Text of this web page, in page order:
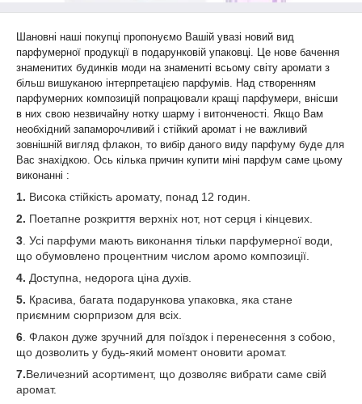
Шановні наші покупці пропонуємо Вашій увазі новий вид
парфумерної продукції в подарунковій упаковці. Це нове бачення
знаменитих будинків моди на знамениті всьому світу аромати з
більш вишуканою інтерпретацією парфумів. Над створенням
парфумерних композицій попрацювали кращі парфумери, внісши
в них свою незвичайну нотку шарму і витонченості. Якщо Вам
необхідний запаморочливий і стійкий аромат і не важливий
зовнішній вигляд флакон, то вибір даного виду парфуму буде для
Вас знахідкою. Ось кілька причин купити міні парфум саме цьому
виконанні :
1. Висока стійкість аромату, понад 12 годин.
2. Поетапне розкриття верхніх нот, нот серця і кінцевих.
3 . Усі парфуми мають виконання тільки парфумерної води,
що обумовлено процентним числом аромо композиції.
4. Доступна, недорога ціна духів.
5. Красива, багата подарункова упаковка, яка стане
приємним сюрпризом для всіх.
6 . Флакон дуже зручний для поїздок і перенесення з собою,
що дозволить у будь-який момент оновити аромат.
7.Величезний асортимент, що дозволяє вибрати саме свій
аромат.